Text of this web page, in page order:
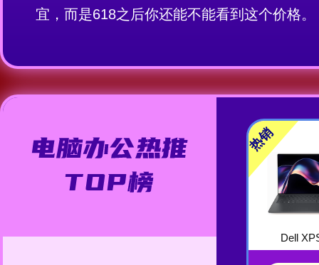
宜，而是618之后你还能不能看到这个价格。
热销
Dell